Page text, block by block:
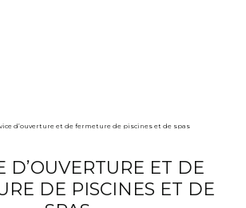
d’ouverture et de fermeture de piscines et de spas
D’OUVERTURE ET DE
DE PISCINES ET DE